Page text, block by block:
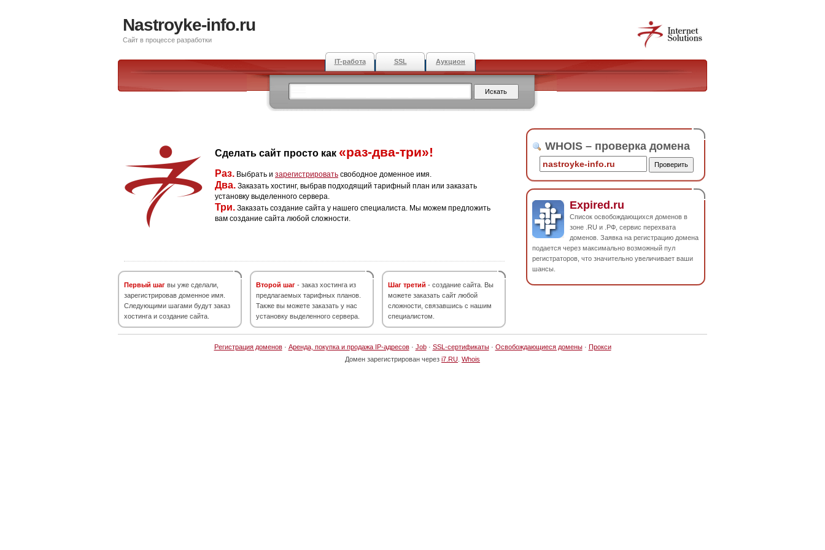
Nastroyke-info.ru
Сайт в процессе разработки
IT-работа SSL Аукцион
Сделать сайт просто как «раз-два-три»!
Раз. Выбрать и зарегистрировать свободное доменное имя.
Два. Заказать хостинг, выбрав подходящий тарифный план или заказать
установку выделенного сервера.
Три. Заказать создание сайта у нашего специалиста. Мы можем предложить
вам создание сайта любой сложности.
Первый шаг вы уже сделали,
зарегистрировав доменное имя.
Следующими шагами будут заказ
хостинга и создание сайта.
Второй шаг - заказ хостинга из
предлагаемых тарифных планов.
Также вы можете заказать у нас
установку выделенного сервера.
Шаг третий - создание сайта. Вы
можете заказать сайт любой
сложности, связавшись с нашим
специалистом.
WHOIS – проверка домена
Expired.ru
Список освобождающихся доменов в
зоне .RU и .РФ, сервис перехвата
доменов. Заявка на регистрацию домена
подается через максимально возможный пул
регистраторов, что значительно увеличивает ваши
шансы.
Регистрация доменов· Аренда, покупка и продажа IP-адресов· Job· SSL-сертификаты· Освобождающиеся домены· Прокси
Домен зарегистрирован через i7.RU Whois